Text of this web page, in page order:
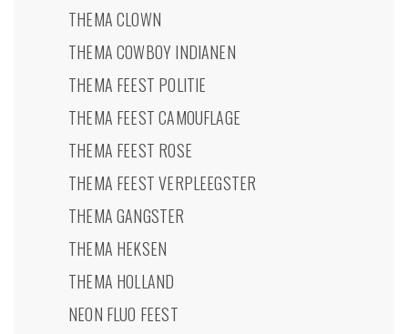
THEMA CLOWN
THEMA COWBOY INDIANEN
THEMA FEEST POLITIE
THEMA FEEST CAMOUFLAGE
THEMA FEEST ROSE
THEMA FEEST VERPLEEGSTER
THEMA GANGSTER
THEMA HEKSEN
THEMA HOLLAND
NEON FLUO FEEST